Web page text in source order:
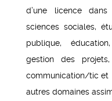
d’une licence
sciences sociales,
publique,
gestion des
communication/tic et
autres domaines